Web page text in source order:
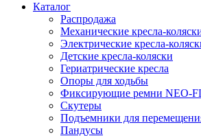
Каталог
Распродажа
Механические кресла-
Электрические кресла-
Детские кресла-коляски
Гериатрические кресла
Опоры для ходьбы
Фиксирующие ремни NEO-
Скутеры
Подъемники для
Пандусы